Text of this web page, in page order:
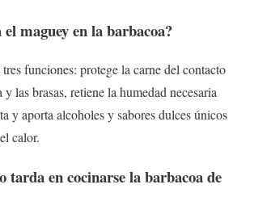
el maguey en la barbacoa?
funciones: protege la carne del contacto
las brasas, retiene la humedad necesaria
y aporta alcoholes y sabores dulces únicos
calor.
tarda en cocinarse la barbacoa de